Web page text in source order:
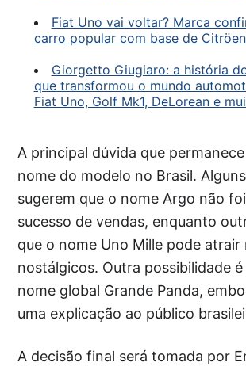
Fiat Uno vai voltar? Marca
carro popular com base de
Giorgetto Giugiaro: a história
que transformou o mundo
Fiat Uno, Golf Mk1, DeLorean e
A principal dúvida que
nome do modelo no Brasil.
sugerem que o nome Argo não
sucesso de vendas, enquanto
que o nome Uno Mille pode atrair
nostálgicos. Outra possibilidade
nome global Grande Panda,
uma explicação ao público
A decisão final será tomada por